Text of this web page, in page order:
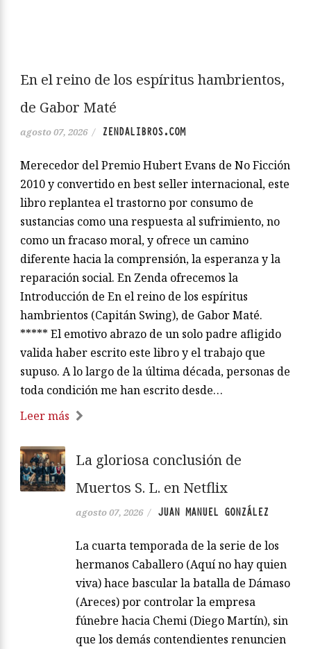
En el reino de los espíritus hambrientos,
de Gabor Maté
agosto 07, 2026 / ZENDALIBROS.COM
Merecedor del Premio Hubert Evans de No Ficción
2010 y convertido en best seller internacional, este
libro replantea el trastorno por consumo de
sustancias como una respuesta al sufrimiento, no
como un fracaso moral, y ofrece un camino
diferente hacia la comprensión, la esperanza y la
reparación social. En Zenda ofrecemos la
Introducción de En el reino de los espíritus
hambrientos (Capitán Swing), de Gabor Maté.
***** El emotivo abrazo de un solo padre afligido
valida haber escrito este libro y el trabajo que
supuso. A lo largo de la última década, personas de
toda condición me han escrito desde…
Leer más
La gloriosa conclusión de
Muertos S. L. en Netflix
agosto 07, 2026 / JUAN MANUEL GONZÁLEZ
La cuarta temporada de la serie de los
hermanos Caballero (Aquí no hay quien
viva) hace bascular la batalla de Dámaso
(Areces) por controlar la empresa
fúnebre hacia Chemi (Diego Martín), sin
que los demás contendientes renuncien